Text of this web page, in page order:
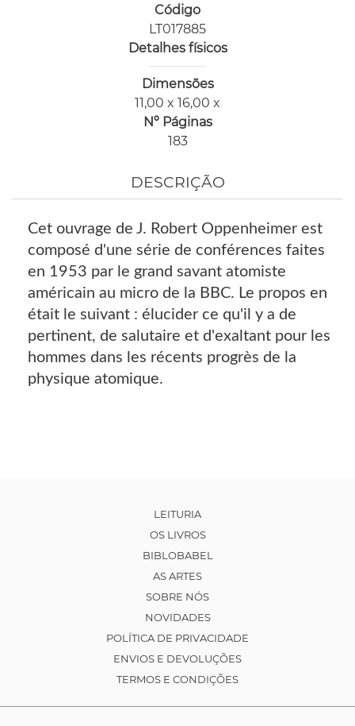
Código
LT017885
Detalhes físicos
Dimensões
11,00 x 16,00 x
Nº Páginas
183
DESCRIÇÃO
Cet ouvrage de J. Robert Oppenheimer est
composé d'une série de conférences faites
en 1953 par le grand savant atomiste
américain au micro de la BBC. Le propos en
était le suivant : élucider ce qu'il y a de
pertinent, de salutaire et d'exaltant pour les
hommes dans les récents progrès de la
physique atomique.
LEITURIA
OS LIVROS
BIBLOBABEL
AS ARTES
SOBRE NÓS
NOVIDADES
POLÍTICA DE PRIVACIDADE
ENVIOS E DEVOLUÇÕES
TERMOS E CONDIÇÕES